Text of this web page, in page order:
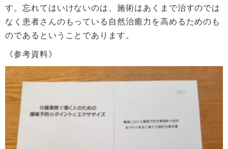
す。忘れてはいけないのは、施術はあくまで治すのでは
なく患者さんのもっている自然治癒力を高めるためのも
のであるということであります。
《参考資料》